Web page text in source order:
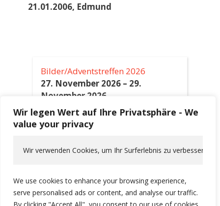
Wir legen Wert auf Ihre Privatsphäre - We
value your privacy
Wir verwenden Cookies, um Ihr Surferlebnis zu verbessern,
We use cookies to enhance your browsing experience,
serve personalised ads or content, and analyse our traffic.
21.01.2006, Edmund
Bilder/Adventstreffen 2026
27. November 2026 – 29.
November 2026
Himmelfahrt 2027
10. Juni 2027
19. Juni 2027